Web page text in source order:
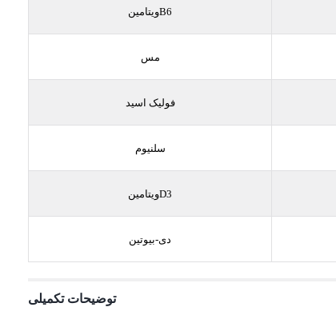
ویتامینB6
مس
فولیک اسید
سلنیوم
ویتامینD3
دی-بیوتین
توضیحات تکمیلی